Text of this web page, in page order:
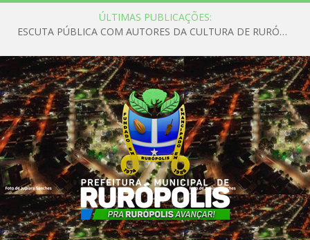
ÚLTIMAS PUBLICAÇÕES:
ESCUTA PÚBLICA COM AUTORES DA CULTURA DE RURÓPOLIS